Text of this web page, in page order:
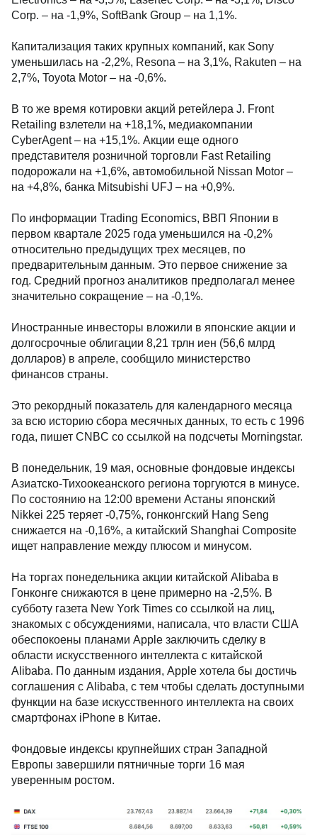
Corp. – на -1,9%, SoftBank Group – на 1,1%.
Капитализация таких крупных компаний, как Sony
уменьшилась на -2,2%, Resona – на 3,1%, Rakuten – на
2,7%, Toyota Motor – на -0,6%.
В то же время котировки акций ретейлера J. Front
Retailing взлетели на +18,1%, медиакомпании
CyberAgent – на +15,1%. Акции еще одного
представителя розничной торговли Fast Retailing
подорожали на +1,6%, автомобильной Nissan Motor –
на +4,8%, банка Mitsubishi UFJ – на +0,9%.
По информации Trading Economics, ВВП Японии в
первом квартале 2025 года уменьшился на -0,2%
относительно предыдущих трех месяцев, по
предварительным данным. Это первое снижение за
год. Средний прогноз аналитиков предполагал менее
значительно сокращение – на -0,1%.
Иностранные инвесторы вложили в японские акции и
долгосрочные облигации 8,21 трлн иен (56,6 млрд
долларов) в апреле, сообщило министерство
финансов страны.
Это рекордный показатель для календарного месяца
за всю историю сбора месячных данных, то есть с 1996
года, пишет CNBC со ссылкой на подсчеты Morningstar.
В понедельник, 19 мая, основные фондовые индексы
Азиатско-Тихоокеанского региона торгуются в минусе.
По состоянию на 12:00 времени Астаны японский
Nikkei 225 теряет -0,75%, гонконгский Hang Seng
снижается на -0,16%, а китайский Shanghai Composite
ищет направление между плюсом и минусом.
На торгах понедельника акции китайской Alibaba в
Гонконге снижаются в цене примерно на -2,5%. В
субботу газета New York Times со ссылкой на лиц,
знакомых с обсуждениями, написала, что власти США
обеспокоены планами Apple заключить сделку в
области искусственного интеллекта с китайской
Alibaba. По данным издания, Apple хотела бы достичь
соглашения с Alibaba, с тем чтобы сделать доступными
функции на базе искусственного интеллекта на своих
смартфонах iPhone в Китае.
Фондовые индексы крупнейших стран Западной
Европы завершили пятничные торги 16 мая
уверенным ростом.